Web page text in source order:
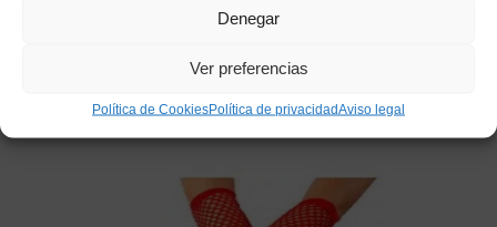
Denegar
Ver preferencias
Política de CookiesPolítica de privacidadAviso legal
Añadir a mi lista de deseos